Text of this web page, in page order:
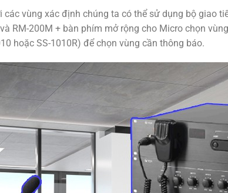
các vùng xác định chúng ta có thể sử dụng bộ giao
và RM-200M + bàn phím mở rộng cho Micro chọn
hoặc SS-1010R) để chọn vùng cần thông báo.